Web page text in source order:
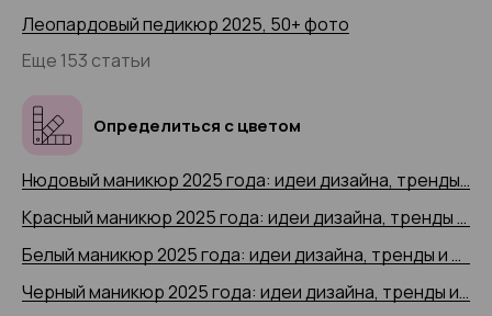
Леопардовый педикюр 2025, 50+ фото
Еще 153 статьи
Определиться с цветом
Нюдовый маникюр 2025 года: идеи дизайна, тренды и новинки, 200+ фото
Красный маникюр 2025 года: идеи дизайна, тренды и новинки, 200+ фото
Белый маникюр 2025 года: идеи дизайна, тренды и новинки, 200+ фото
Черный маникюр 2025 года: идеи дизайна, тренды и новинки, 200+ фото